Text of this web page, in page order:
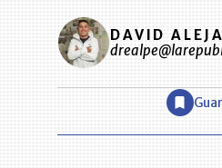
DAVID